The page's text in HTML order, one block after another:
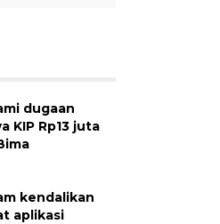
dugaan
KIP Rp13 juta
kendalikan
aplikasi